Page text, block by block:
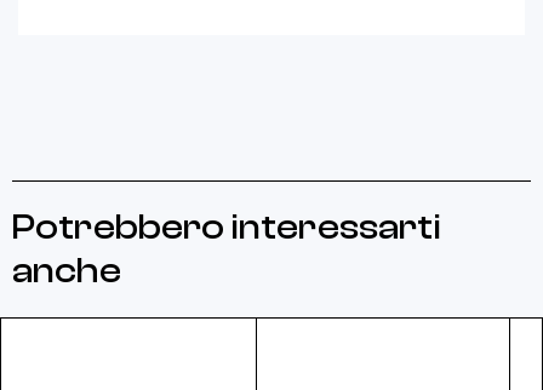
Potrebbero interessarti
anche